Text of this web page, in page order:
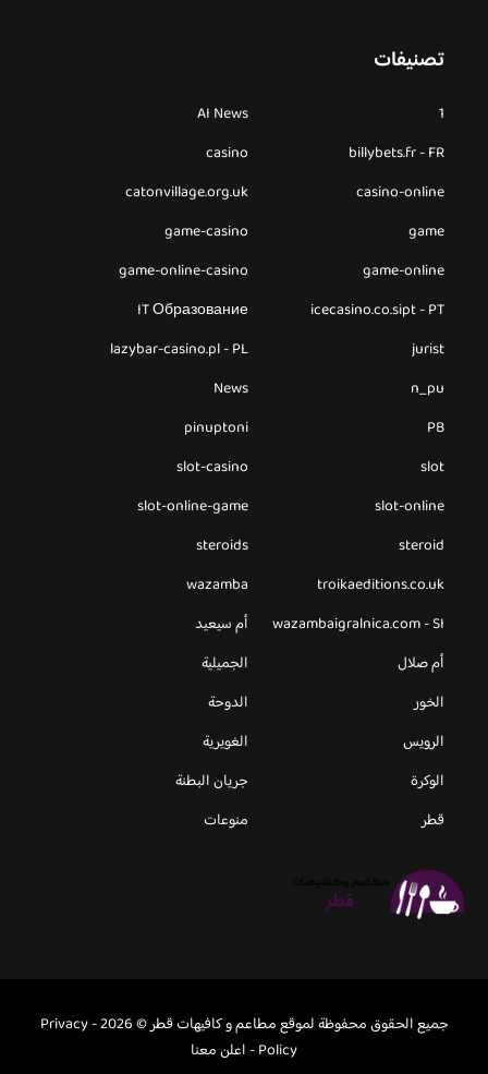
تصنيفات
1
AI News
billybets.fr - FR
casino
casino-online
catonvillage.org.uk
game
game-casino
game-online
game-online-casino
icecasino.co.sipt - PT
IT Образование
jurist
lazybar-casino.pl - PL
n_pu
News
PB
pinuptoni
slot
slot-casino
slot-online
slot-online-game
steroid
steroids
troikaeditions.co.uk
wazamba
wazambaigralnica.com - SI
أم سيعيد
أم صلال
الجميلية
الخور
الدوحة
الرويس
الغويرية
الوكرة
جريان البطنة
قطر
منوعات
جميع الحقوق محفوظة لموقع مطاعم و كافيهات قطر © 2026 -
Privacy
Policy
-اعلن معنا